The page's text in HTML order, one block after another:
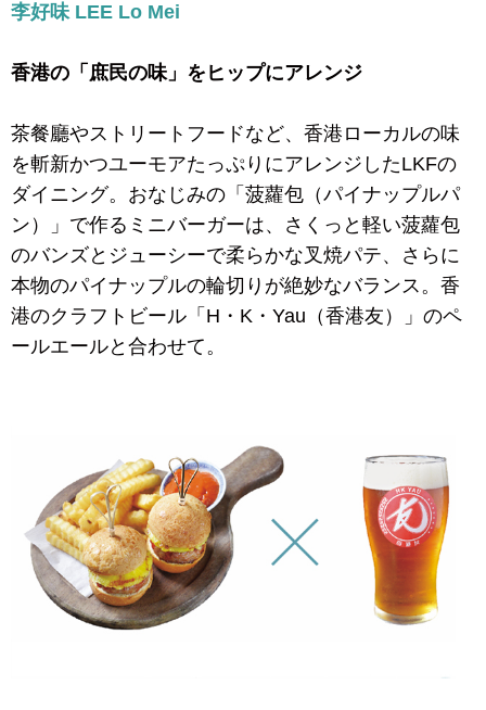
李好味 LEE Lo Mei
香港の「庶民の味」をヒップにアレンジ
茶餐廳やストリートフードなど、香港ローカルの味
を斬新かつユーモアたっぷりにアレンジしたLKFの
ダイニング。おなじみの「菠蘿包（パイナップルパ
ン）」で作るミニバーガーは、さくっと軽い菠蘿包
のバンズとジューシーで柔らかな叉焼パテ、さらに
本物のパイナップルの輪切りが絶妙なバランス。香
港のクラフトビール「H・K・Yau（香港友）」のペ
ールエールと合わせて。